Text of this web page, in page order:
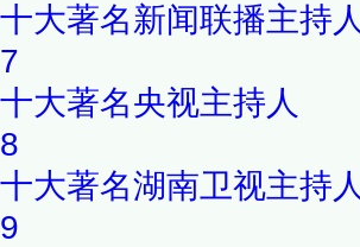
十大著名新闻联播主持人
7
十大著名央视主持人
8
十大著名湖南卫视主持人
9